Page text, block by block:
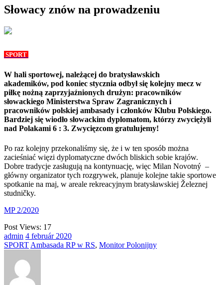
Słowacy znów na prowadzeniu
SPORT
W hali sportowej, należącej do bratysławskich
akademików, pod koniec stycznia odbył się kolejny mecz w
piłkę nożną zaprzyjaźnionych drużyn: pracowników
słowackiego Ministerstwa Spraw Zagranicznych i
pracowników polskiej ambasady i członków Klubu Polskiego.
Bardziej się wiodło słowackim dyplomatom, którzy zwyciężyli
nad Polakami 6 : 3. Zwycięzcom gratulujemy!
Po raz kolejny przekonaliśmy się, że i w ten sposób można
zacieśniać więzi dyplomatyczne dwóch bliskich sobie krajów.
Dobre tradycje zasługują na kontynuację, więc Milan Novotný –
główny organizator tych rozgrywek, planuje kolejne takie sportowe
spotkanie na maj, w areale rekreacyjnym bratysławskiej Železnej
studničky.
MP 2/2020
Post Views: 17
admin 4 február 2020
SPORT Ambasada RP w RS, Monitor Polonijny